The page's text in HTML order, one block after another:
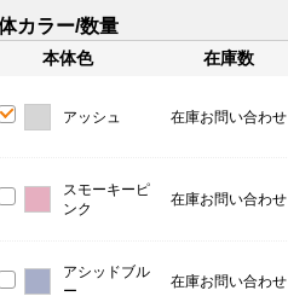
カラー/数量
本体色 在庫数
アッシュ 在庫お問い合わせ
スモーキーピ
ンク
在庫お問い合わせ
アシッドブル
ー
在庫お問い合わせ